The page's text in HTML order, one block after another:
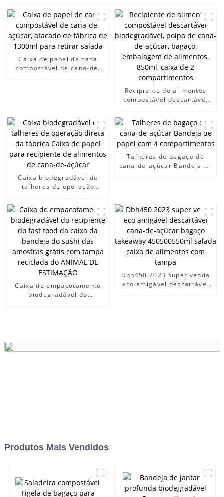
Caixa de papel de cana
compostável de cana-de-
Recipiente de alimentos
compostável descartável
embalagem de alimentos,
850ml, caixa de 2
compartimentos
Caixa biodegradável de
talheres de operação
alimentos de cana-de-
açúcar
Talheres de bagaço de
cana-de-açúcar Bandeja de
Caixa de empacotamento
biodegradável do
Dbh450 2023 super venda
eco amigável descartável
Produtos Mais Vendidos